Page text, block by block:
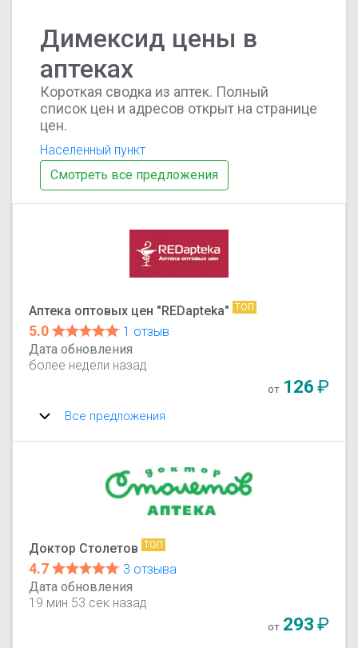
Димексид цены в
аптеках
Короткая сводка из аптек. Полный
список цен и адресов открыт на странице
цен.
Населенный пункт
Смотреть все предложения
Аптека оптовых цен "REDapteka" ТОП
5.0
1 отзыв
Дата обновления
более недели назад
от 126₽
Все предложения
Доктор Столетов ТОП
4.7
3 отзыва
Дата обновления
19 мин 53 сек назад
от 293₽